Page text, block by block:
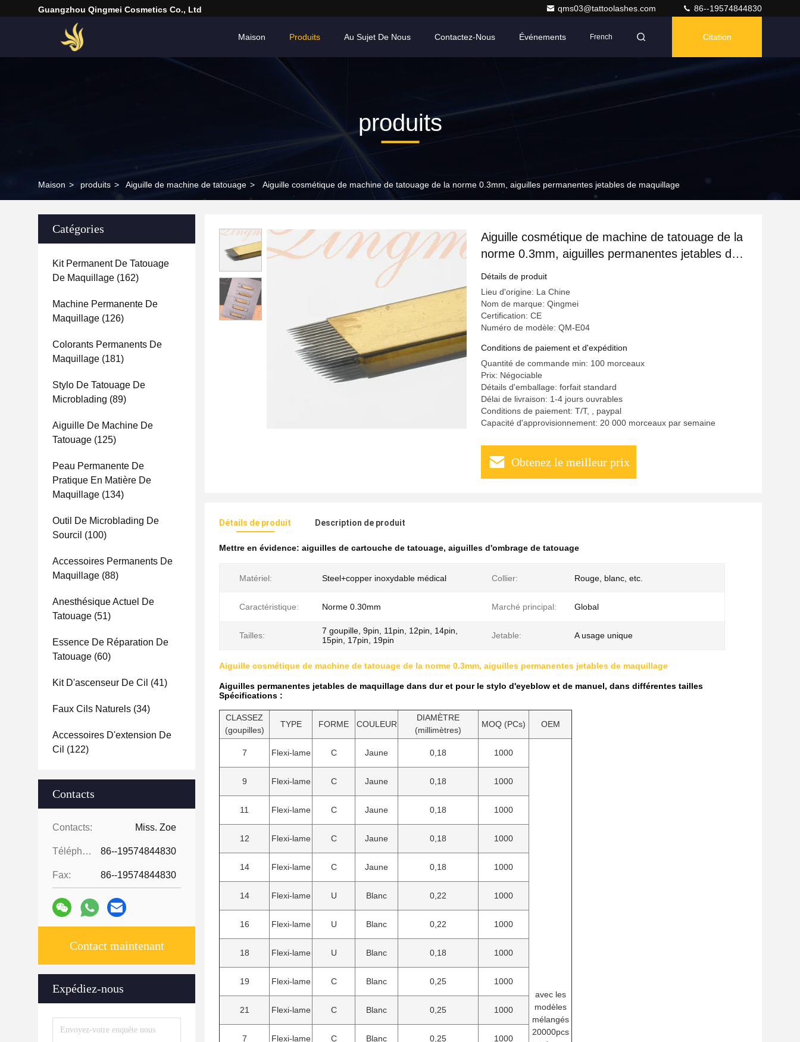
Guangzhou Qingmei Cosmetics Co., Ltd qms03@tattoolashes.com 86--19574844830
Maison Produits Au Sujet De Nous Contactez-Nous Événements French Citation
produits
Maison > produits > Aiguille de machine de tatouage > Aiguille cosmétique de machine de tatouage de la norme 0.3mm, aiguilles permanentes jetables de maquillage
Catégories
Kit Permanent De Tatouage
De Maquillage (162)
Machine Permanente De
Maquillage (126)
Colorants Permanents De
Maquillage (181)
Stylo De Tatouage De
Microblading (89)
Aiguille De Machine De
Tatouage (125)
Peau Permanente De
Pratique En Matière De
Maquillage (134)
Outil De Microblading De
Sourcil (100)
Accessoires Permanents De
Maquillage (88)
Anesthésique Actuel De
Tatouage (51)
Essence De Réparation De
Tatouage (60)
Kit D'ascenseur De Cil (41)
Faux Cils Naturels (34)
Accessoires D'extension De
Cil (122)
Contacts
Contacts: Miss. Zoe
Téléphone: 86--19574844830
Fax: 86--19574844830
Contact maintenant
Expédiez-nous
Aiguille cosmétique de machine de tatouage de la
norme 0.3mm, aiguilles permanentes jetables de
maquillage
Détails de produit
Lieu d'origine: La Chine
Nom de marque: Qingmei
Certification: CE
Numéro de modèle: QM-E04
Conditions de paiement et d'expédition
Quantité de commande min: 100 morceaux
Prix: Négociable
Détails d'emballage: forfait standard
Délai de livraison: 1-4 jours ouvrables
Conditions de paiement: T/T, , paypal
Capacité d'approvisionnement: 20 000 morceaux par semaine
Obtenez le meilleur prix
Détails de produit Description de produit
Mettre en évidence: aiguilles de cartouche de tatouage, aiguilles d'ombrage de tatouage
Matériel: Steel+copper inoxydable médical Collier: Rouge, blanc, etc.
Caractéristique: Norme 0.30mm Marché principal: Global
Tailles:
7 goupille, 9pin, 11pin, 12pin, 14pin,
15pin, 17pin, 19pin
Jetable: A usage unique
Aiguille cosmétique de machine de tatouage de la norme 0.3mm, aiguilles permanentes jetables de maquillage
Aiguilles permanentes jetables de maquillage dans dur et pour le stylo d'eyeblow et de manuel, dans différentes tailles
Spécifications :
CLASSEZ
(goupilles)
TYPE FORME COULEUR
DIAMÈTRE
(millimètres)
MOQ (PCs) OEM
7 Flexi-lame C Jaune 0,18 1000
avec les
modèles
mélangés
20000pcs
9 Flexi-lame C Jaune 0,18 1000
11 Flexi-lame C Jaune 0,18 1000
12 Flexi-lame C Jaune 0,18 1000
14 Flexi-lame C Jaune 0,18 1000
14 Flexi-lame U Blanc 0,22 1000
16 Flexi-lame U Blanc 0,22 1000
18 Flexi-lame U Blanc 0,18 1000
19 Flexi-lame C Blanc 0,25 1000
21 Flexi-lame C Blanc 0,25 1000
7 Flexi-lame C Blanc 0,25 1000